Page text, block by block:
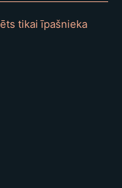
tikai īpašnieka